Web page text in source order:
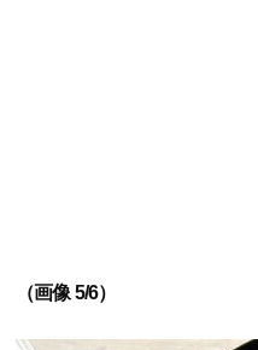
（画像 5/6）